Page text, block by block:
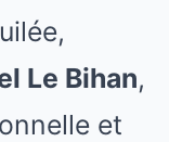
Le Bihan,
et